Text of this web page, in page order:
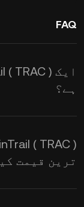
FAQ
ہے؟
فراہم
ترین قیمت